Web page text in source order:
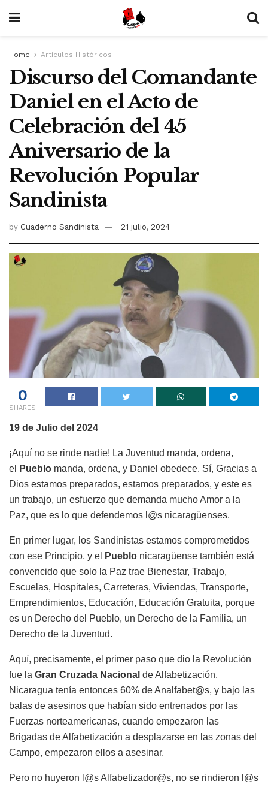
Home Artículos Históricos
Discurso del Comandante
Daniel en el Acto de
Celebración del 45
Aniversario de la
Revolución Popular
Sandinista
by Cuaderno Sandinista 21 julio, 2024
0
SHARES
19 de Julio del 2024
¡Aquí no se rinde nadie! La Juventud manda, ordena,
el
Pueblo manda, ordena, y Daniel obedece. Sí, Gracias a
Dios estamos preparados, estamos preparados, y este es
un trabajo, un esfuerzo que demanda mucho Amor a la
Paz, que es lo que defendemos l@s nicaragüenses.
En primer lugar, los Sandinistas estamos comprometidos
con ese Principio, y el
Pueblo nicaragüense también está
convencido que solo la Paz trae Bienestar, Trabajo,
Escuelas, Hospitales, Carreteras, Viviendas, Transporte,
Emprendimientos, Educación, Educación Gratuita, porque
es un Derecho del Pueblo, un Derecho de la Familia, un
Derecho de la Juventud.
Aquí, precisamente, el primer paso que dio la Revolución
fue la Gran Cruzada Nacional de Alfabetización.
Nicaragua tenía entonces 60% de Analfabet@s, y bajo las
balas de asesinos que habían sido entrenados por las
Fuerzas norteamericanas, cuando empezaron las
Brigadas de Alfabetización a desplazarse en las zonas del
Campo, empezaron ellos a asesinar.
Pero no huyeron l@s Alfabetizador@s, no se rindieron l@s